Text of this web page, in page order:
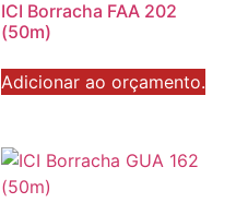
ICI Borracha FAA 202
(50m)
Adicionar ao orçamento.